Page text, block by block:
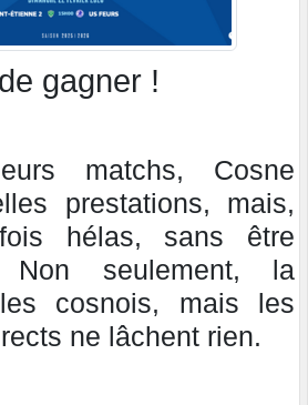
gagner !
matchs, Cosne
prestations, mais,
hélas, sans être
Non seulement, la
cosnois, mais les
ne lâchent rien.